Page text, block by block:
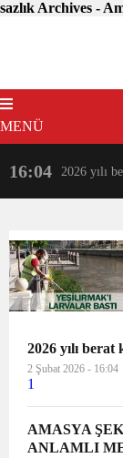
sazlık Archives -
MENÜ
16:04 2026 yılı
2026 yılı
2 Şubat 2026 - 16:04
1
AMASYA
ANLAMLI